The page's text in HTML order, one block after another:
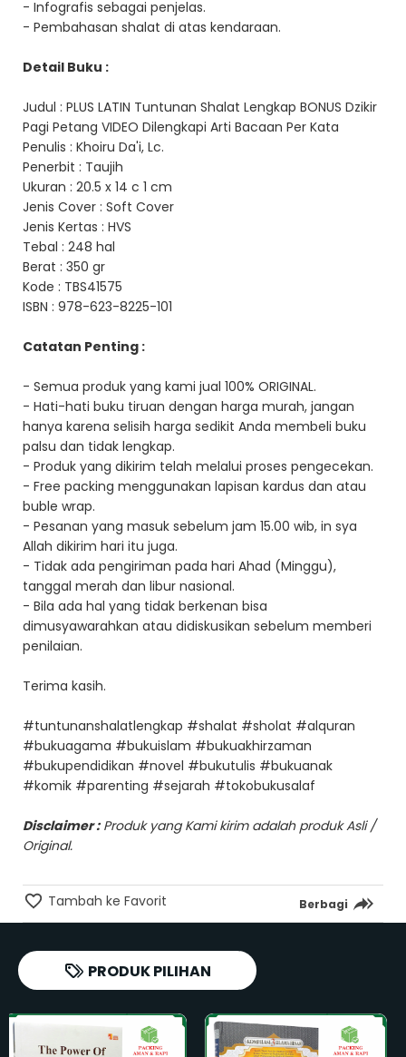
- Infografis sebagai penjelas.
- Pembahasan shalat di atas kendaraan.
Detail Buku :
Judul : PLUS LATIN Tuntunan Shalat Lengkap BONUS Dzikir
Pagi Petang VIDEO Dilengkapi Arti Bacaan Per Kata
Penulis : Khoiru Da'i, Lc.
Penerbit : Taujih
Ukuran : 20.5 x 14 c 1 cm
Jenis Cover : Soft Cover
Jenis Kertas : HVS
Tebal : 248 hal
Berat : 350 gr
Kode : TBS41575
ISBN : 978-623-8225-101
Catatan Penting :
- Semua produk yang kami jual 100% ORIGINAL.
- Hati-hati buku tiruan dengan harga murah, jangan
hanya karena selisih harga sedikit Anda membeli buku
palsu dan tidak lengkap.
- Produk yang dikirim telah melalui proses pengecekan.
- Free packing menggunakan lapisan kardus dan atau
buble wrap.
- Pesanan yang masuk sebelum jam 15.00 wib, in sya
Allah dikirim hari itu juga.
- Tidak ada pengiriman pada hari Ahad (Minggu),
tanggal merah dan libur nasional.
- Bila ada hal yang tidak berkenan bisa
dimusyawarahkan atau didiskusikan sebelum memberi
penilaian.
Terima kasih.
#tuntunanshalatlengkap #shalat #sholat #alquran
#bukuagama #bukuislam #bukuakhirzaman
#bukupendidikan #novel #bukutulis #bukuanak
#komik #parenting #sejarah #tokobukusalaf
Disclaimer :Produk yang Kami kirim adalah produk Asli /
Original.
Tambah ke Favorit Berbagi
PRODUK PILIHAN